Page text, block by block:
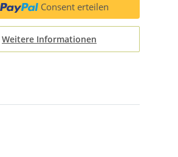
Consent erteilen
Weitere Informationen